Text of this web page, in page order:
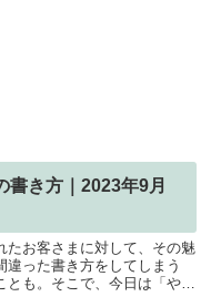
書き方｜2023年9月
たお客さまに対して、その魅
った書き方をしてしまう
とも。そこで、今日は「やっ